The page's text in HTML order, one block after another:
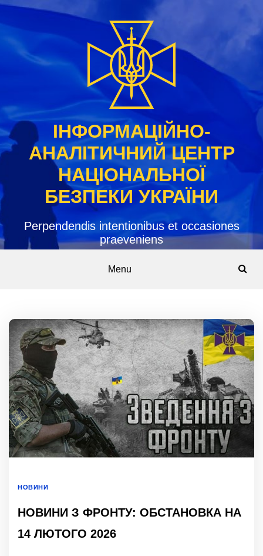
Skip
content
ІНФОРМАЦІЙНО-
АНАЛІТИЧНИЙ ЦЕНТР
НАЦІОНАЛЬНОЇ
БЕЗПЕКИ УКРАЇНИ
Perpendendis intentionibus et occasiones
praeveniens
Menu
НОВИНИ
НОВИНИ З ФРОНТУ: ОБСТАНОВКА НА
14 ЛЮТОГО 2026